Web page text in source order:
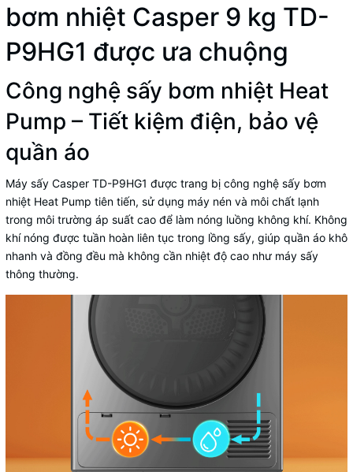
bơm nhiệt Casper 9 kg TD-
P9HG1 được ưa chuộng
Công nghệ sấy bơm nhiệt Heat
Pump – Tiết kiệm điện, bảo vệ
quần áo
Máy sấy Casper TD-P9HG1 được trang bị công nghệ sấy bơm
nhiệt Heat Pump tiên tiến, sử dụng máy nén và môi chất lạnh
trong môi trường áp suất cao để làm nóng luồng không khí. Không
khí nóng được tuần hoàn liên tục trong lồng sấy, giúp quần áo khô
nhanh và đồng đều mà không cần nhiệt độ cao như máy sấy
thông thường.